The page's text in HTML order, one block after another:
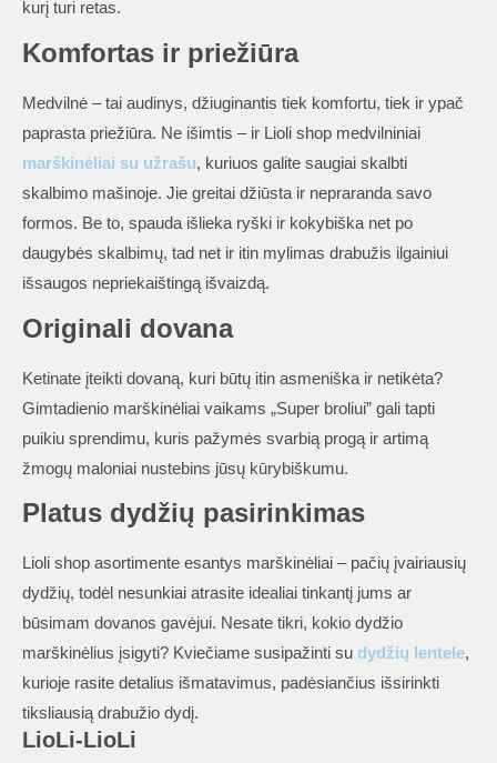
kurį turi retas.
Komfortas ir priežiūra
Medvilnė – tai audinys, džiuginantis tiek komfortu, tiek ir ypač
paprasta priežiūra. Ne išimtis – ir Lioli shop medvilniniai
marškinėliai su užrašu, kuriuos galite saugiai skalbti
skalbimo mašinoje. Jie greitai džiūsta ir nepraranda savo
formos. Be to, spauda išlieka ryški ir kokybiška net po
daugybės skalbimų, tad net ir itin mylimas drabužis ilgainiui
išsaugos nepriekaištingą išvaizdą.
Originali dovana
Ketinate įteikti dovaną, kuri būtų itin asmeniška ir netikėta?
Gimtadienio marškinėliai vaikams „Super broliui” gali tapti
puikiu sprendimu, kuris pažymės svarbią progą ir artimą
žmogų maloniai nustebins jūsų kūrybiškumu.
Platus dydžių pasirinkimas
Lioli shop asortimente esantys marškinėliai – pačių įvairiausių
dydžių, todėl nesunkiai atrasite idealiai tinkantį jums ar
būsimam dovanos gavėjui. Nesate tikri, kokio dydžio
marškinėlius įsigyti? Kviečiame susipažinti su dydžių lentele,
kurioje rasite detalius išmatavimus, padėsiančius išsirinkti
tiksliausią drabužio dydį.
LioLi-LioLi